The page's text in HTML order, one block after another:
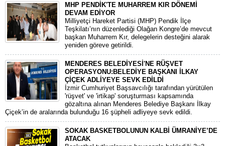
MHP PENDİK'TE MUHARREM KIR DÖNEMİ
DEVAM EDİYOR
​Milliyetçi Hareket Partisi (MHP) Pendik İlçe
Teşkilatı’nın düzenlediği Olağan Kongre’de mevcut
başkan Muharrem Kır, delegelerin desteğini alarak
yeniden göreve getirildi.
MENDERES BELEDİYESİ'NE RÜŞVET
OPERASYONU:BELEDİYE BAŞKANI İLKAY
ÇİÇEK ADLİYEYE SEVK EDİLDİ
​İzmir Cumhuriyet Başsavcılığı tarafından yürütülen
'rüşvet' ve 'irtikap' soruşturması kapsamında
gözaltına alınan Menderes Belediye Başkanı İlkay
Çiçek’in de aralarında bulunduğu 16 şüpheli adliyeye sevk edildi.
SOKAK BASKETBOLUNUN KALBİ ÜMRANİYE’DE
ATACAK